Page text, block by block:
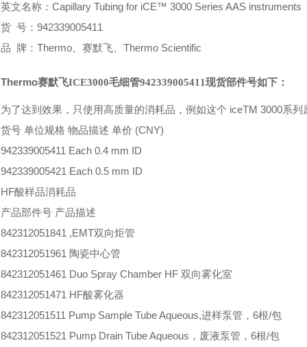
英文名称： Capillary Tubing for iCE™ 3000 Series AAS instruments
货号：942339005411
品 牌： Thermo、赛默飞、 Thermo Scientific
Thermo赛默飞ICE3000毛细管942339005411现货部件号如下：
为了达到效果，只使用高质量的消耗品，例如这个 iceTM 3000系列
货号 单位规格 物品描述 单价 (CNY)
942339005411 Each 0.4 mm ID
942339005421 Each 0.5 mm ID
HF酸样品消耗品
产品部件号 产品描述
842312051841 ,EMT双向炬管
842312051961 陶瓷中心管
842312051461 Duo Spray Chamber HF 双向雾化室
842312051471 HF酸雾化器
842312051511 Pump Sample Tube Aqueous,进样泵管，6根/包
842312051521 Pump Drain Tube Aqueous，废液泵管，6根/包